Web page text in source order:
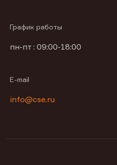
График работы
пн-пт : 09:00-18:00
E-mail
info@cse.ru